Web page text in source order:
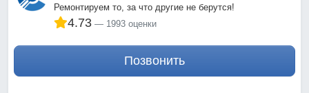
Ремонтируем то, за что другие не берутся!
4.73 1993 оценки
Позвонить